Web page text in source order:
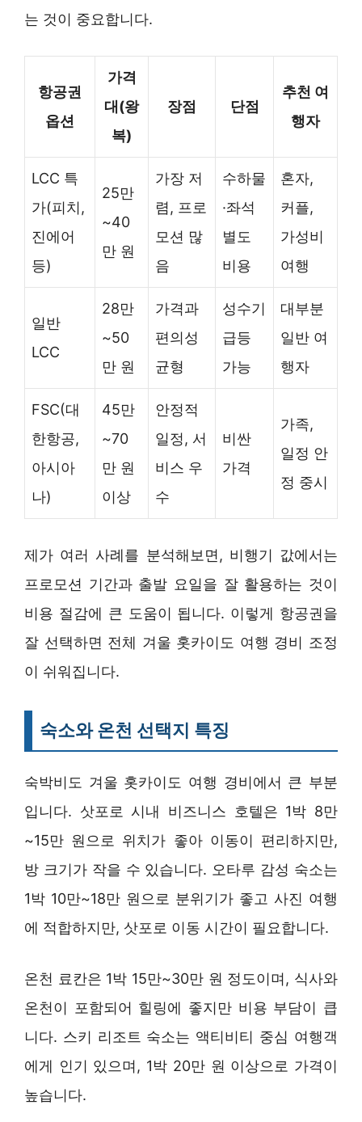
는 것이 중요합니다.
항공권
옵션
가격
대(왕
복)
장점 단점
추천 여
행자
LCC 특
가(피치,
진에어
등)
25만
~40
만 원
가장 저
렴, 프로
모션 많
음
수하물
·좌석
별도
비용
혼자,
커플,
가성비
여행
일반
LCC
28만
~50
만 원
가격과
편의성
균형
성수기
급등
가능
대부분
일반 여
행자
FSC(대
한항공,
아시아
나)
45만
~70
만 원
이상
안정적
일정, 서
비스 우
수
비싼
가격
가족,
일정 안
정 중시
제가 여러 사례를 분석해보면, 비행기 값에서는
프로모션 기간과 출발 요일을 잘 활용하는 것이
비용 절감에 큰 도움이 됩니다. 이렇게 항공권을
잘 선택하면 전체 겨울 홋카이도 여행 경비 조정
이 쉬워집니다.
숙소와 온천 선택지 특징
숙박비도 겨울 홋카이도 여행 경비에서 큰 부분
입니다. 삿포로 시내 비즈니스 호텔은 1박 8만
~15만 원으로 위치가 좋아 이동이 편리하지만,
방 크기가 작을 수 있습니다. 오타루 감성 숙소는
1박 10만~18만 원으로 분위기가 좋고 사진 여행
에 적합하지만, 삿포로 이동 시간이 필요합니다.
온천 료칸은 1박 15만~30만 원 정도이며, 식사와
온천이 포함되어 힐링에 좋지만 비용 부담이 큽
니다. 스키 리조트 숙소는 액티비티 중심 여행객
에게 인기 있으며, 1박 20만 원 이상으로 가격이
높습니다.